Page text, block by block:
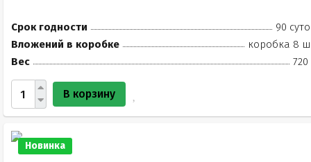
Срок годности
90
Вложений в коробке
коробка 8
Вес
720
В корзину
Новинка